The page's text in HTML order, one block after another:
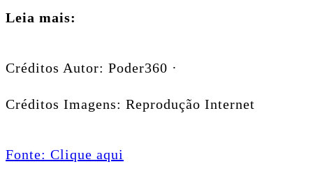
Leia mais:
Créditos Autor: Poder360 ·
Créditos Imagens: Reprodução Internet
Fonte: Clique aqui